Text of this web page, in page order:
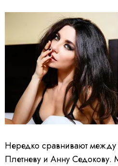
Нередко сравнивают
Плетневу и Анну